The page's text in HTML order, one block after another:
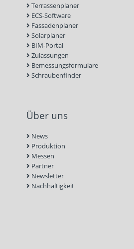
Terrassenplaner
ECS-Software
Fassadenplaner
Solarplaner
BIM-Portal
Zulassungen
Bemessungsformulare
Schraubenfinder
Über uns
News
Produktion
Messen
Partner
Newsletter
Nachhaltigkeit